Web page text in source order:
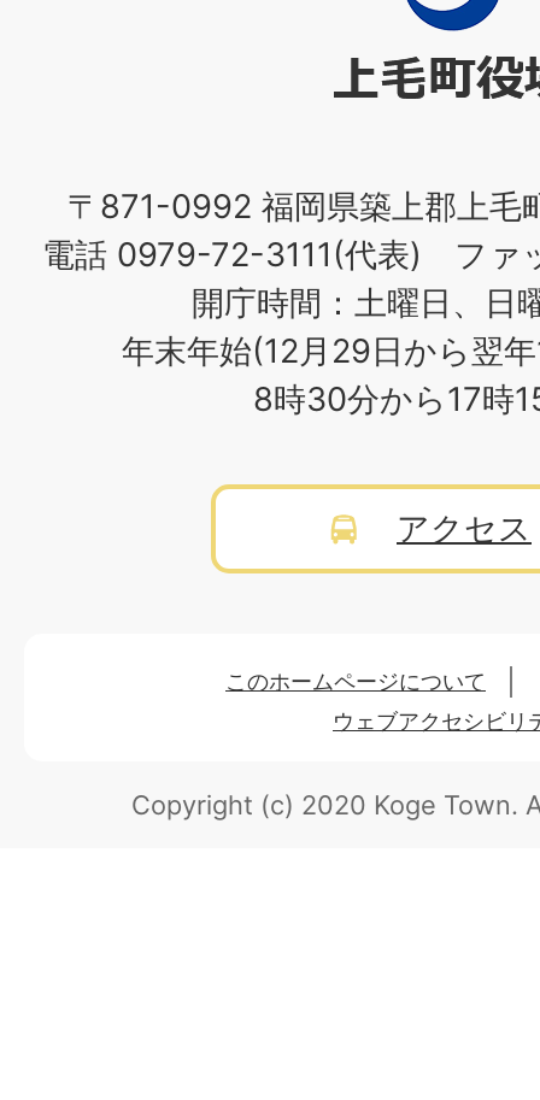
〒871-0992 福岡県築上郡上毛
電話 0979-72-3111(代表) ファ
開庁時間：土曜日、日
年末年始(12月29日から翌
8時30分から17時
アクセス
このホームページについて
ウェブアクセシビリ
Copyright (c) 2020 Koge Town.